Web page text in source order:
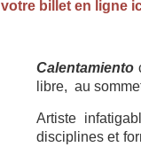
votre billet en ligne
Calentamiento
libre, au
Artiste
disciplines et